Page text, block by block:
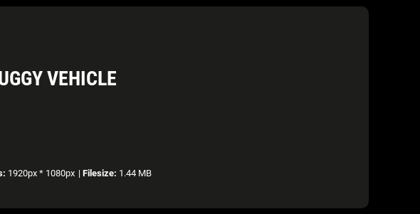
VEHICLE
1920px * 1080px | Filesize: 1.44 MB